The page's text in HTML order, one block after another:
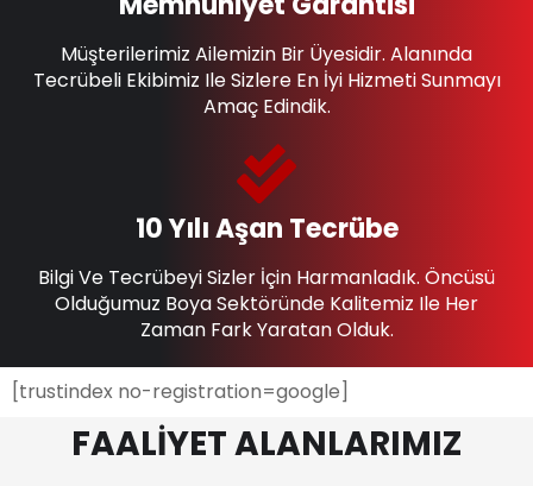
10 Yılı Aşan Tecrübe
Bilgi Ve Tecrübeyi Sizler İçin Harmanladık. Öncüsü
Olduğumuz Boya Sektöründe Kalitemiz Ile Her
Zaman Fark Yaratan Olduk.
Müşterilerimiz Ailemizin Bir Üyesidir. Alanında
Tecrübeli Ekibimiz Ile Sizlere En İyi Hizmeti Sunmayı
Amaç Edindik.
[trustindex no-registration=google]
FAALİYET ALANLARIMIZ